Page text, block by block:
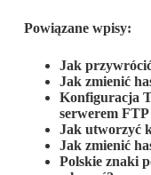
Powiązane wpisy:
Jak
Jak zmienić
Konfiguracja
serwerem FTP
Jak utworzyć
Jak zmienić
Polskie znaki